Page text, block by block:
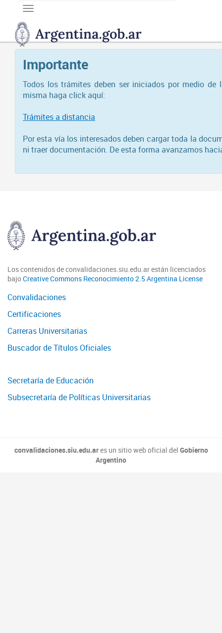
DNGU
Dirección
Nacional
de
Gestión
Importante
Todos los trámites deben ser iniciados por medio
misma haga click aquí:
Trámites a distancia
Por esta vía los interesados deben cargar toda la
ni traer documentación. De esta forma avanzamos
Los contenidos de convalidaciones.siu.edu.ar están licenciados
bajoCreative Commons Reconocimiento 2.5 Argentina License
Convalidaciones
Certificaciones
Carreras Universitarias
Buscador de Títulos Oficiales
Secretaría de Educación
Subsecretaría de Políticas Universitarias
convalidaciones.siu.edu.ares un sitio web oficial del Gobierno
Argentino